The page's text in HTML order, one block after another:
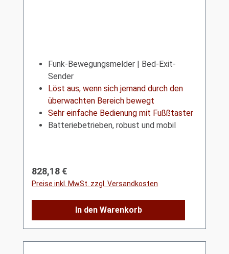
Funk-Bewegungsmelder | Bed-Exit-
Sender
Löst aus, wenn sich jemand durch den
überwachten Bereich bewegt
Sehr einfache Bedienung mit Fußßtaster
Batteriebetrieben, robust und mobil
Regulärer Preis:
828,18 €
Preise inkl. MwSt. zzgl. Versandkosten
In den Warenkorb